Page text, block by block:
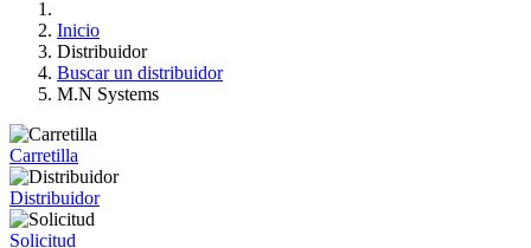
Inicio
Distribuidor
Buscar un distribuidor
M.N Systems
Carretilla
Distribuidor
Solicitud